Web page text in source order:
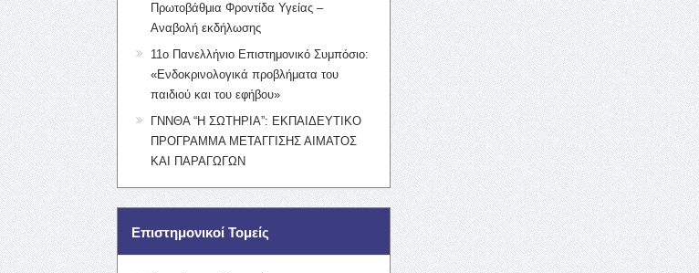
Πρωτοβάθμια Φροντίδα Υγείας –
Αναβολή εκδήλωσης
11ο Πανελλήνιο Επιστημονικό Συμπόσιο:
«Ενδοκρινολογικά προβλήματα του
παιδιού και του εφήβου»
ΓΝΝΘΑ “Η ΣΩΤΗΡΙΑ”: ΕΚΠΑΙΔΕΥΤΙΚΟ
ΠΡΟΓΡΑΜΜΑ ΜΕΤΑΓΓΙΣΗΣ ΑΙΜΑΤΟΣ
ΚΑΙ ΠΑΡΑΓΩΓΩΝ
Επιστημονικοί Τομείς